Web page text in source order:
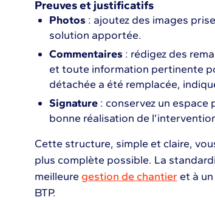
Preuves et justificatifs
Photos : ajoutez des images
solution apportée.
Commentaires : rédigez des
et toute information pertinente
détachée a été remplacée,
Signature: conservez un espace
bonne réalisation de
Cette structure, simple et claire,
plus complète possible. La
meilleure gestion de chantieret à un
BTP.